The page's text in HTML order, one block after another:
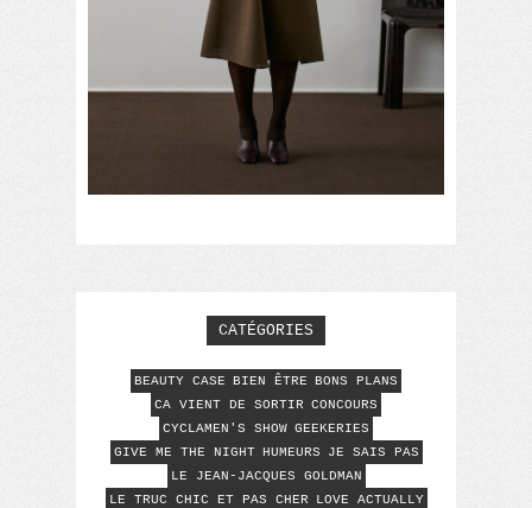
CATÉGORIES
BEAUTY CASE BIEN ÊTRE BONS PLANS
CA VIENT DE SORTIR CONCOURS
CYCLAMEN'S SHOW GEEKERIES
GIVE ME THE NIGHT HUMEURS
JE SAIS PAS
LE JEAN-JACQUES GOLDMAN
LE TRUC CHIC ET PAS CHER
LOVE ACTUALLY